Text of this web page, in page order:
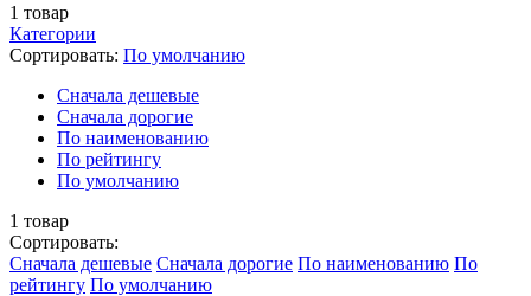
1 товар
Категории
Сортировать: По умолчанию
Cначала дешевые
Cначала дорогие
По наименованию
По рейтингу
По умолчанию
1 товар
Сортировать:
Cначала дешевые Cначала дорогие По наименованию По
рейтингу По умолчанию